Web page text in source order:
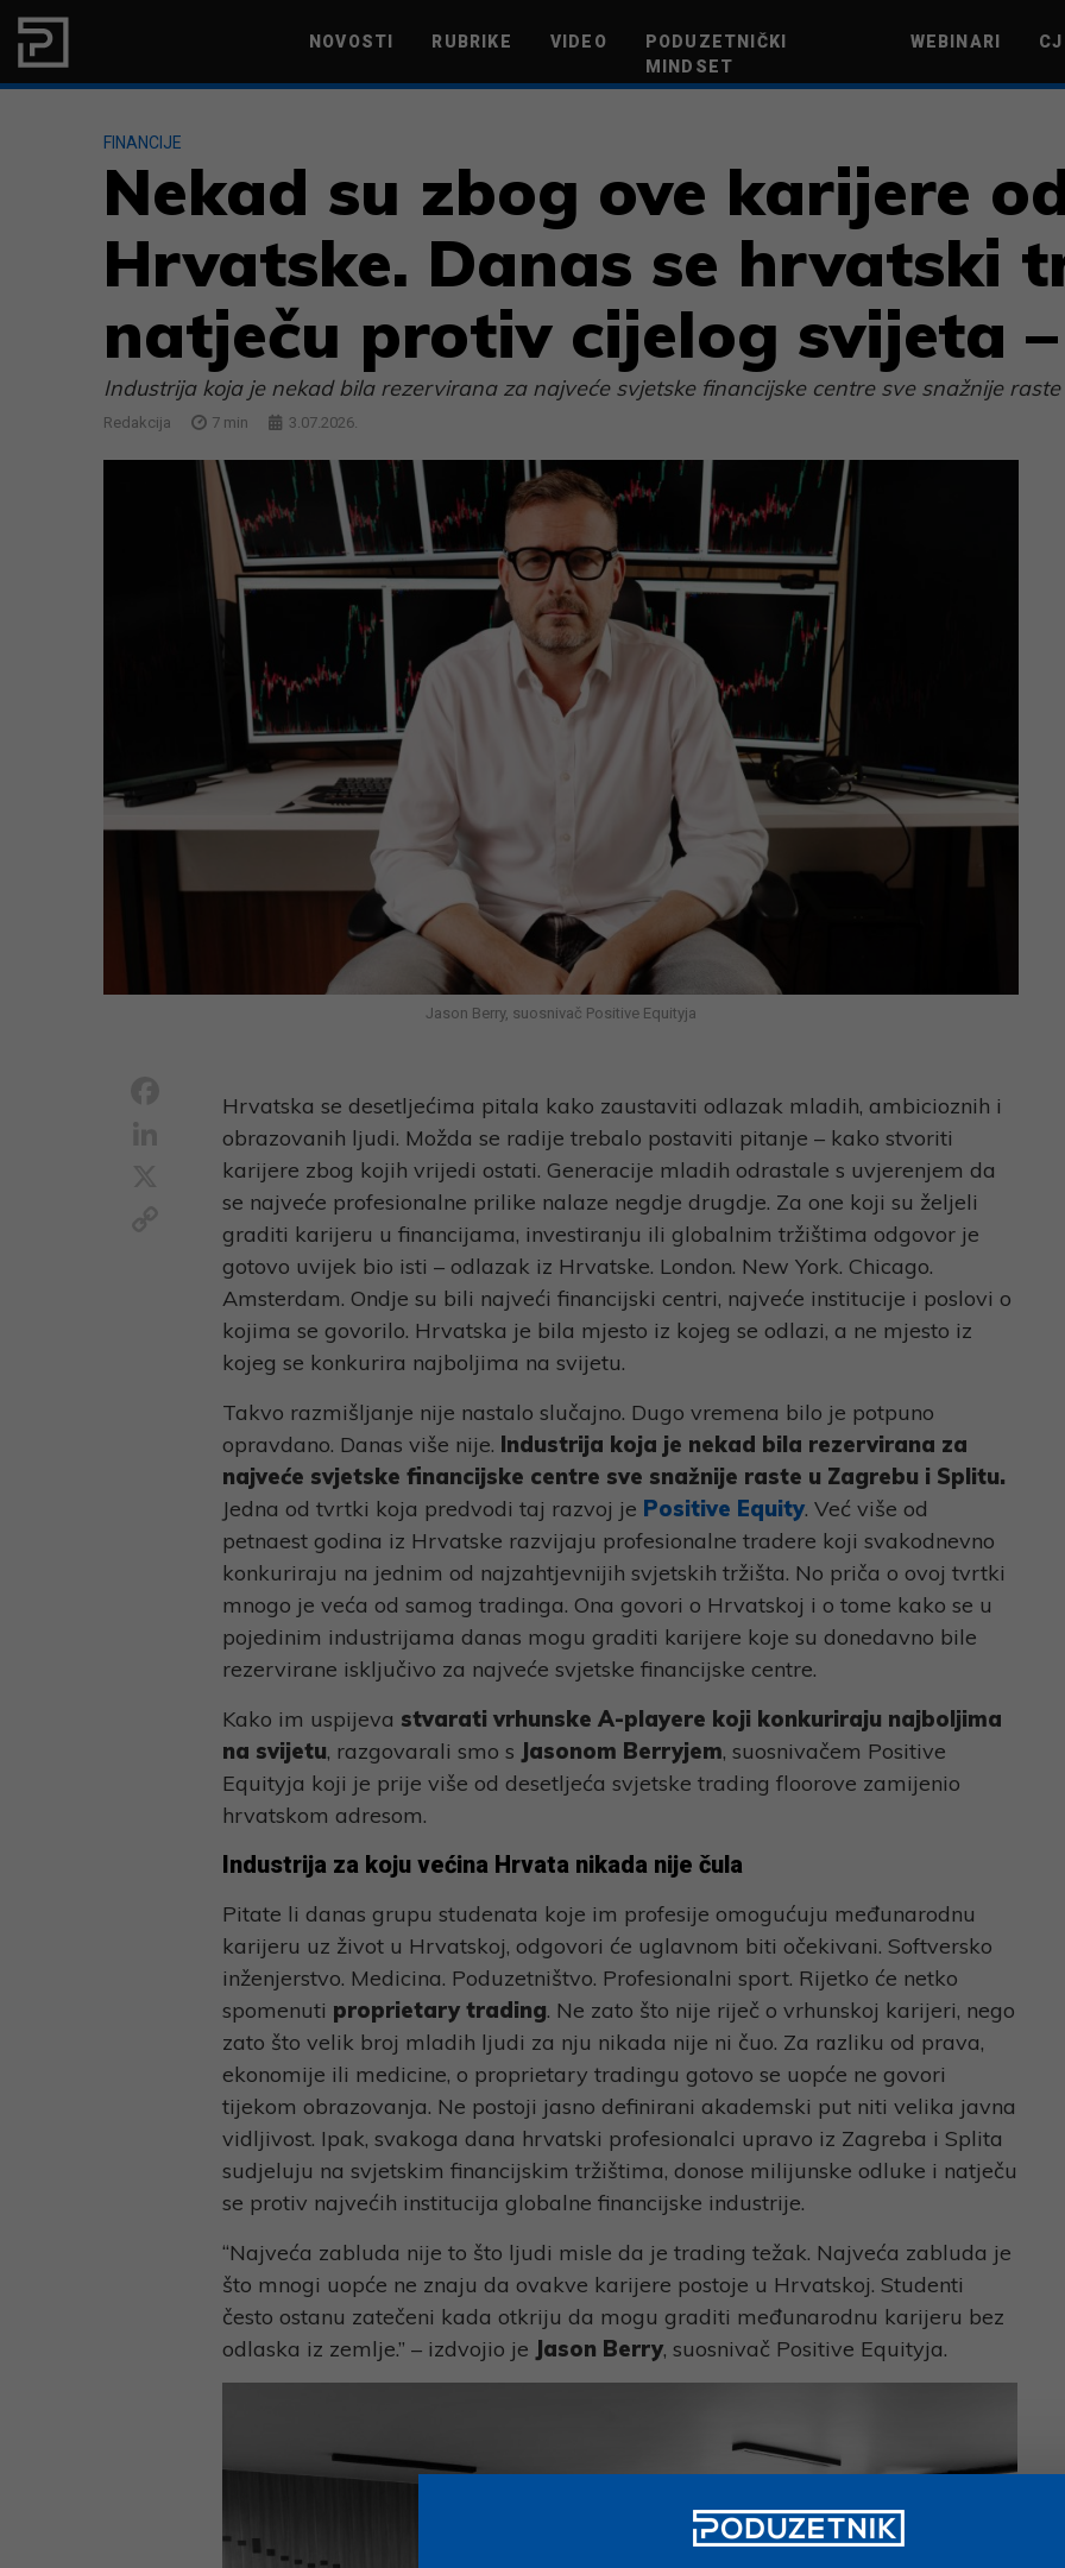
Skip to content NOVOSTI RUBRIKE VIDEO
PODUZETNIČKI
MINDSET
WEBINARI
FINANCIJE
Nekad su zbog ove karijere
Hrvatske. Danas se hrvatski
natječu protiv cijelog svijeta
Industrija koja je nekad bila rezervirana za najveće svjetske financijske centre sve snažnije
Redakcija 7 min 3.07.2026.
Jason Berry, suosnivač Positive Equityja
Facebook
LinkedIn
Copy
Link
Hrvatska se desetljećima pitala kako zaustaviti odlazak mladih, ambicioznih i
obrazovanih ljudi. Možda se radije trebalo postaviti pitanje – kako stvoriti
karijere zbog kojih vrijedi ostati. Generacije mladih odrastale s uvjerenjem da
se najveće profesionalne prilike nalaze negdje drugdje. Za one koji su željeli
graditi karijeru u financijama, investiranju ili globalnim tržištima odgovor je
gotovo uvijek bio isti – odlazak iz Hrvatske. London. New York. Chicago.
Amsterdam. Ondje su bili najveći financijski centri, najveće institucije i poslovi o
kojima se govorilo. Hrvatska je bila mjesto iz kojeg se odlazi, a ne mjesto iz
kojeg se konkurira najboljima na svijetu.
Takvo razmišljanje nije nastalo slučajno. Dugo vremena bilo je potpuno
opravdano. Danas više nije. Industrija koja je nekad bila rezervirana za
najveće svjetske financijske centre sve snažnije raste u Zagrebu i Splitu.
Jedna od tvrtki koja predvodi taj razvoj je Positive Equity. Već više od
petnaest godina iz Hrvatske razvijaju profesionalne tradere koji svakodnevno
konkuriraju na jednim od najzahtjevnijih svjetskih tržišta. No priča o ovoj tvrtki
mnogo je veća od samog tradinga. Ona govori o Hrvatskoj i o tome kako se u
pojedinim industrijama danas mogu graditi karijere koje su donedavno bile
rezervirane isključivo za najveće svjetske financijske centre.
Kako im uspijeva stvarati vrhunske A-playere koji konkuriraju najboljima
na svijetu, razgovarali smo s Jasonom Berryjem, suosnivačem Positive
Equityja koji je prije više od desetljeća svjetske trading floorove zamijenio
hrvatskom adresom.
Industrija za koju većina Hrvata nikada nije čula
Pitate li danas grupu studenata koje im profesije omogućuju međunarodnu
karijeru uz život u Hrvatskoj, odgovori će uglavnom biti očekivani. Softversko
inženjerstvo. Medicina. Poduzetništvo. Profesionalni sport. Rijetko će netko
spomenuti proprietary trading. Ne zato što nije riječ o vrhunskoj karijeri, nego
zato što velik broj mladih ljudi za nju nikada nije ni čuo. Za razliku od prava,
ekonomije ili medicine, o proprietary tradingu gotovo se uopće ne govori
tijekom obrazovanja. Ne postoji jasno definirani akademski put niti velika javna
vidljivost. Ipak, svakoga dana hrvatski profesionalci upravo iz Zagreba i Splita
sudjeluju na svjetskim financijskim tržištima, donose milijunske odluke i natječu
se protiv najvećih institucija globalne financijske industrije.
“Najveća zabluda nije to što ljudi misle da je trading težak. Najveća zabluda je
što mnogi uopće ne znaju da ovakve karijere postoje u Hrvatskoj. Studenti
često ostanu zatečeni kada otkriju da mogu graditi međunarodnu karijeru bez
odlaska iz zemlje.” – izdvojio je Jason Berry, suosnivač Positive Equityja.